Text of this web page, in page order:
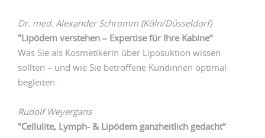
Dr. med. Alexander Schromm (Köln/Düsseldorf)
"Lipödem verstehen – Expertise für Ihre Kabine“
Was Sie als Kosmetikerin über Liposuktion wissen
sollten – und wie Sie betroffene Kundinnen optimal
begleiten.
Rudolf Weyergans
"Cellulite, Lymph- & Lipödem ganzheitlich gedacht“